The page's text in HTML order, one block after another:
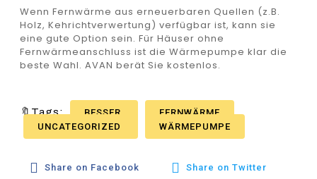
Wenn Fernwärme aus erneuerbaren Quellen (z.B.
Holz, Kehrichtverwertung) verfügbar ist, kann sie
eine gute Option sein. Für Häuser ohne
Fernwärmeanschluss ist die Wärmepumpe klar die
beste Wahl. AVAN berät Sie kostenlos.
🔖Tags: BESSER
FERNWÄRME
UNCATEGORIZED
WÄRMEPUMPE
Share on Facebook Share on Twitter